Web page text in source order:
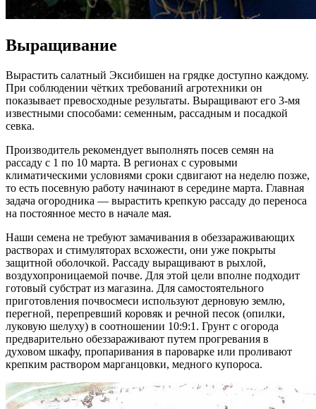
Выращивание
Вырастить салатный Эксибишен на грядке доступно каждому.
При соблюдении чётких требований агротехники он
показывает превосходные результаты. Выращивают его 3-мя
известными способами: семенным, рассадным и посадкой
севка.
Производитель рекомендует выполнять посев семян на
рассаду с 1 по 10 марта. В регионах с суровыми
климатическими условиями сроки сдвигают на неделю позже,
то есть посевную работу начинают в середине марта. Главная
задача огородника — вырастить крепкую рассаду до переноса
на постоянное место в начале мая.
Наши семена не требуют замачивания в обеззараживающих
растворах и стимуляторах всхожести, они уже покрыты
защитной оболочкой. Рассаду выращивают в рыхлой,
воздухопроницаемой почве. Для этой цели вполне подходит
готовый субстрат из магазина. Для самостоятельного
приготовления почвосмеси используют дерновую землю,
перегной, перепревший коровяк и речной песок (опилки,
луковую шелуху) в соотношении 10:9:1. Грунт с огорода
предварительно обеззараживают путем прогревания в
духовом шкафу, пропаривания в пароварке или проливают
крепким раствором марганцовки, медного купороса.